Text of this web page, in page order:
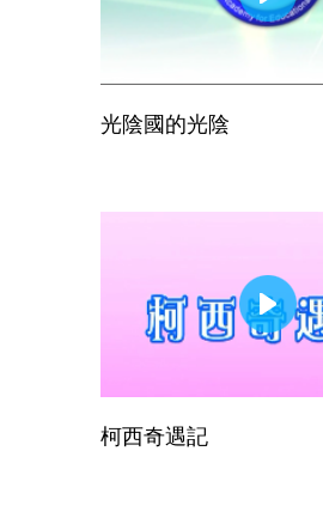
光陰國的光陰
柯西奇遇記